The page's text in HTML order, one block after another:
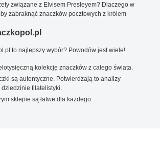
związane z Elvisem Presleyem? Dlaczego w
zabraknąć znaczków pocztowych z królem
to najlepszy wybór? Powodów jest wiele!
kolekcję znaczków z całego świata.
są autentyczne. Potwierdzają to analizy
filatelistyki.
sklepie są łatwe dla każdego.